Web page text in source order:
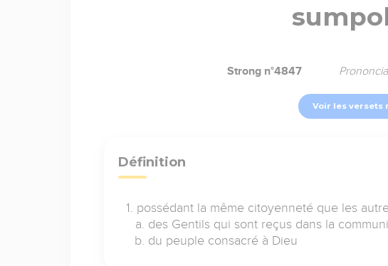
Strong n°4847
Voir les versets
Définition
possédant la même citoyenneté que les
des Gentils qui sont reçus dans la
du peuple consacré à Dieu